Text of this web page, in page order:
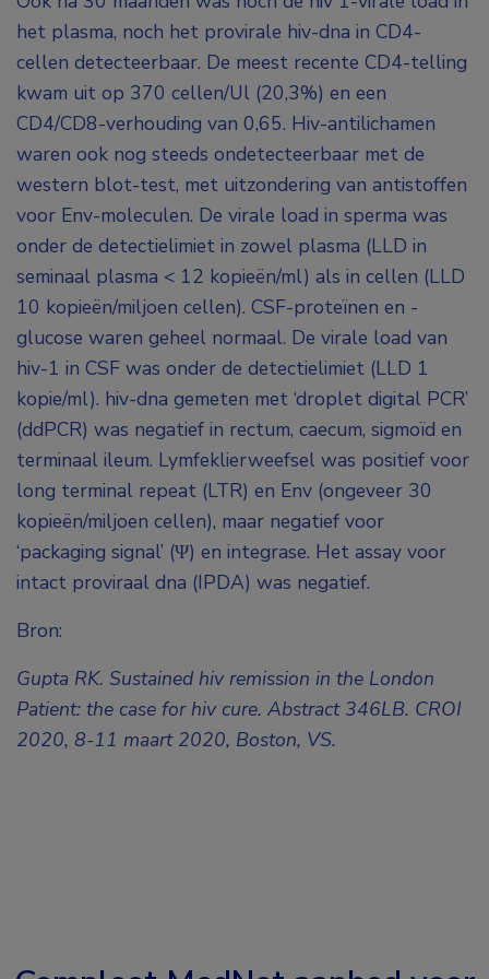
het plasma, noch het provirale hiv-dna in CD4-
cellen detecteerbaar. De meest recente CD4-telling
kwam uit op 370 cellen/Ul (20,3%) en een
CD4/CD8-verhouding van 0,65. Hiv-antilichamen
waren ook nog steeds ondetecteerbaar met de
western blot-test, met uitzondering van antistoffen
voor Env-moleculen. De virale load in sperma was
onder de detectielimiet in zowel plasma (LLD in
seminaal plasma < 12 kopieën/ml) als in cellen (LLD
10 kopieën/miljoen cellen). CSF-proteïnen en -
glucose waren geheel normaal. De virale load van
hiv-1 in CSF was onder de detectielimiet (LLD 1
kopie/ml). hiv-dna gemeten met ‘droplet digital PCR’
(ddPCR) was negatief in rectum, caecum, sigmoïd en
terminaal ileum. Lymfeklierweefsel was positief voor
long terminal repeat (LTR) en Env (ongeveer 30
kopieën/miljoen cellen), maar negatief voor
‘packaging signal’ (Ψ) en integrase. Het assay voor
intact proviraal dna (IPDA) was negatief.
Bron:
Gupta RK. Sustained hiv remission in the London
Patient: the case for hiv cure. Abstract 346LB. CROI
2020, 8-11 maart 2020, Boston, VS.